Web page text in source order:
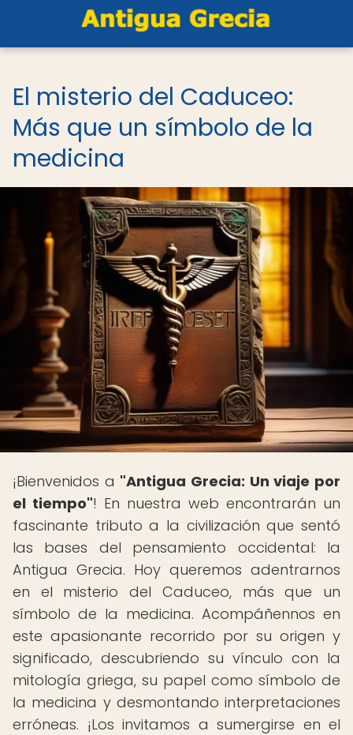
El misterio del Caduceo:
Más que un símbolo de la
medicina
¡Bienvenidos a "Antigua Grecia: Un viaje por
el tiempo"! En nuestra web encontrarán un
fascinante tributo a la civilización que sentó
las bases del pensamiento occidental: la
Antigua Grecia. Hoy queremos adentrarnos
en el misterio del Caduceo, más que un
símbolo de la medicina. Acompáñennos en
este apasionante recorrido por su origen y
significado, descubriendo su vínculo con la
mitología griega, su papel como símbolo de
la medicina y desmontando interpretaciones
erróneas. ¡Los invitamos a sumergirse en el